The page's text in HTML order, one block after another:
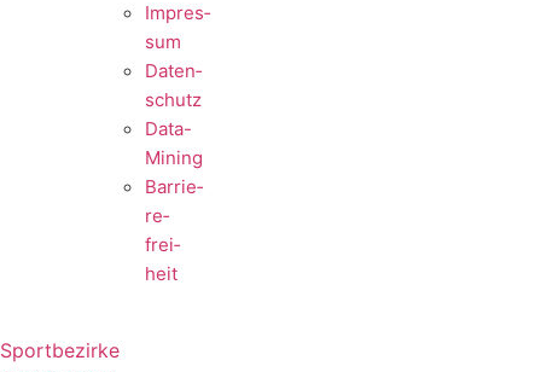
Impres­
sum
Daten­
schutz
Data-
Mining
Barrie­
re­
frei­
heit
Sportbezirke